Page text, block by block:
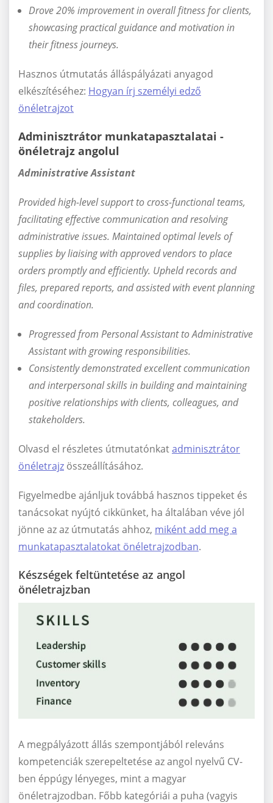
Drove 20% improvement in overall fitness for clients,
showcasing practical guidance and motivation in
their fitness journeys.
Hasznos útmutatás álláspályázati anyagod
elkészítéséhez: Hogyan írj személyi edző
önéletrajzot
Adminisztrátor munkatapasztalatai -
önéletrajz angolul
Administrative Assistant
Provided high-level support to cross-functional teams,
facilitating effective communication and resolving
administrative issues. Maintained optimal levels of
supplies by liaising with approved vendors to place
orders promptly and efficiently. Upheld records and
files, prepared reports, and assisted with event planning
and coordination.
Progressed from Personal Assistant to Administrative
Assistant with growing responsibilities.
Consistently demonstrated excellent communication
and interpersonal skills in building and maintaining
positive relationships with clients, colleagues, and
stakeholders.
Olvasd el részletes útmutatónkatadminisztrátor
önéletrajz összeállításához.
Figyelmedbe ajánljuk továbbá hasznos tippeket és
tanácsokat nyújtó cikkünket, ha általában véve jól
jönne az az útmutatás ahhoz, miként add meg a
munkatapasztalatokat önéletrajzodban.
Készségek feltüntetése az angol
önéletrajzban
A megpályázott állás szempontjából releváns
kompetenciák szerepeltetése az angol nyelvű CV-
ben éppúgy lényeges, mint a magyar
önéletrajzodban. Főbb kategóriái a puha (vagyis